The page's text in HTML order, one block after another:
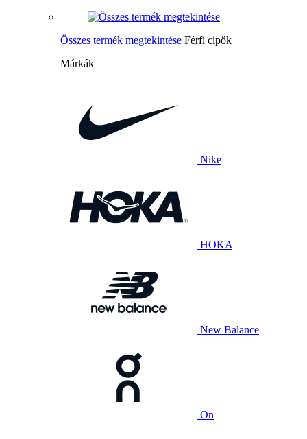
Összes termék megtekintése Férfi cipők
Márkák
Nike
HOKA
New Balance
On